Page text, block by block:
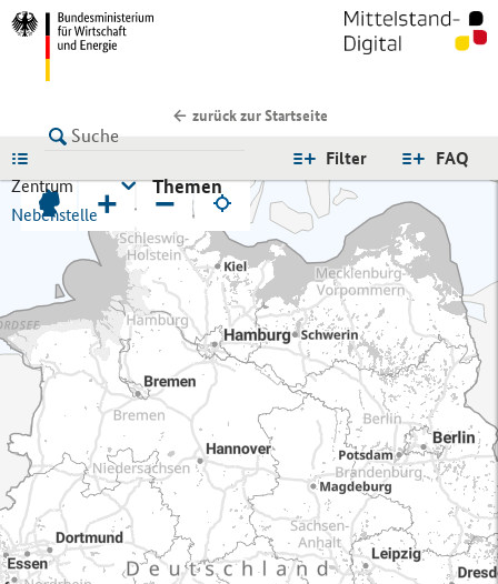
zurück zur Startseite
FAQ
Filter
Zentrum
Nebenstelle
Themen
+ −